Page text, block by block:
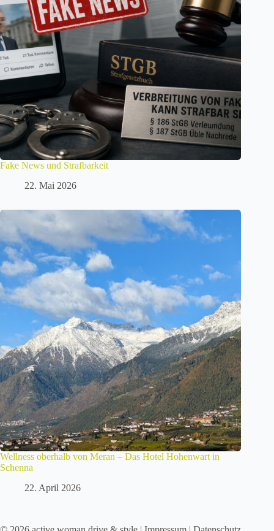
Fake News und Strafbarkeit
22. Mai 2026
Wellness oberhalb von Meran – Das Hotel Hohenwart in
Schenna
22. April 2026